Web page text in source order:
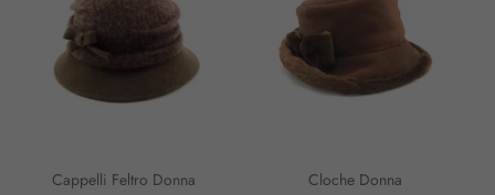
Cappelli Feltro Donna Cloche Donna